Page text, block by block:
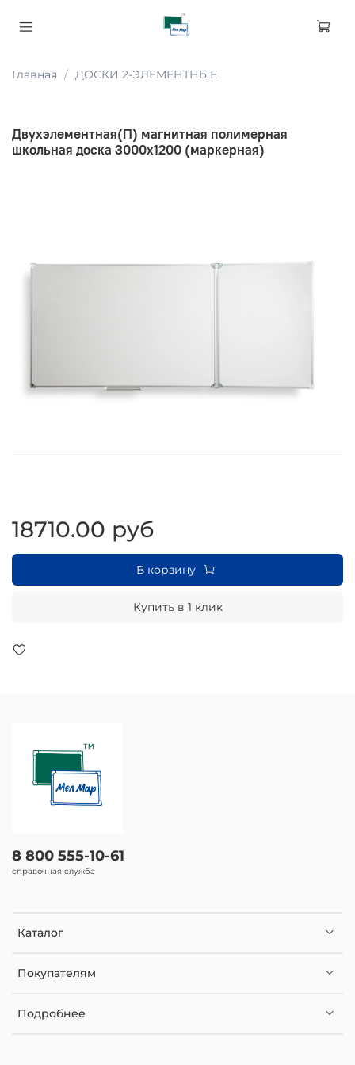
Главная ДОСКИ 2-ЭЛЕМЕНТНЫЕ
Двухэлементная(П) магнитная полимерная
школьная доска 3000х1200 (маркерная)
18710.00 руб
В корзину
Купить в 1 клик
Каталог
Покупателям
Подробнее
8 800 555-10-61
справочная служба